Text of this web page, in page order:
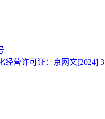
经营许可证：京网文[2024]